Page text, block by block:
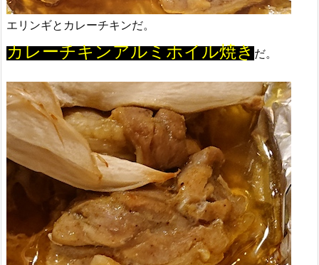
エリンギとカレーチキンだ。
カレーチキンアルミホイル焼きだ。